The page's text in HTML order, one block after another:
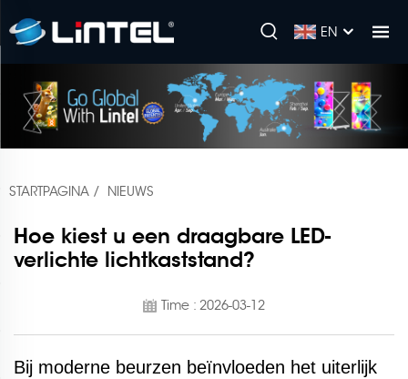
EN
STARTPAGINA / NIEUWS
Hoe kiest u een draagbare LED-
verlichte lichtkaststand?
Time : 2026-03-12
Bij moderne beurzen beïnvloeden het uiterlijk